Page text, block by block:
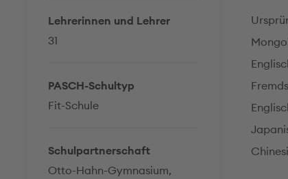
Lehrerinnen und Lehrer
31
PASCH-Schultyp
Fit-Schule
Schulpartnerschaft
Otto-Hahn-Gymnasium,